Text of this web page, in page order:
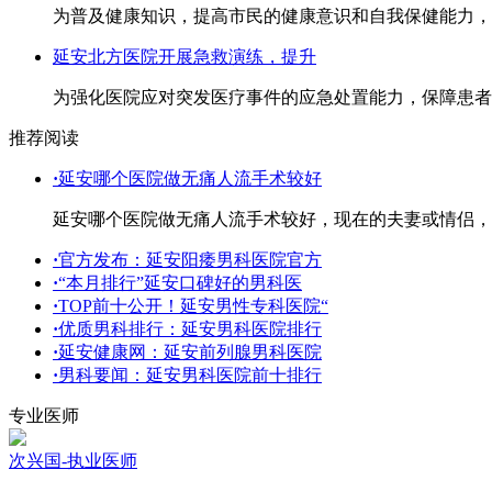
为普及健康知识，提高市民的健康意识和自我保健能力
延安北方医院开展急救演练，提升
为强化医院应对突发医疗事件的应急处置能力，保障患
推荐阅读
·延安哪个医院做无痛人流手术较好
延安哪个医院做无痛人流手术较好，现在的夫妻或情侣
·官方发布：延安阳痿男科医院官方
·“本月排行”延安口碑好的男科医
·TOP前十公开！延安男性专科医院“
·优质男科排行：延安男科医院排行
·延安健康网：延安前列腺男科医院
·男科要闻：延安男科医院前十排行
专业医师
次兴国-执业医师